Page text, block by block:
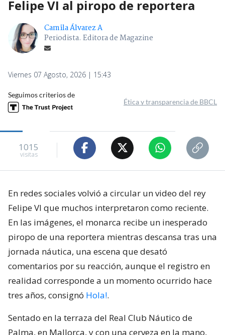
Felipe VI al piropo de reportera
Camila Álvarez A
Periodista. Editora de Magazine
Viernes 07 Agosto, 2026 | 15:43
Seguimos criterios de
Ética y transparencia de BBCL
1015
visitas
En redes sociales volvió a circular un video del rey
Felipe VI que muchos interpretaron como reciente.
En las imágenes, el monarca recibe un inesperado
piropo de una reportera mientras descansa tras una
jornada náutica, una escena que desató
comentarios por su reacción, aunque el registro en
realidad corresponde a un momento ocurrido hace
tres años, consignó Hola!.
Sentado en la terraza del Real Club Náutico de
Palma, en Mallorca, y con una cerveza en la mano,